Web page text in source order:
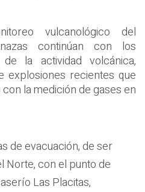
vulcanológico del
continúan con los
la actividad volcánica,
explosiones recientes que
la medición de gases en
de evacuación, de ser
Norte, con el punto de
Las Placitas,